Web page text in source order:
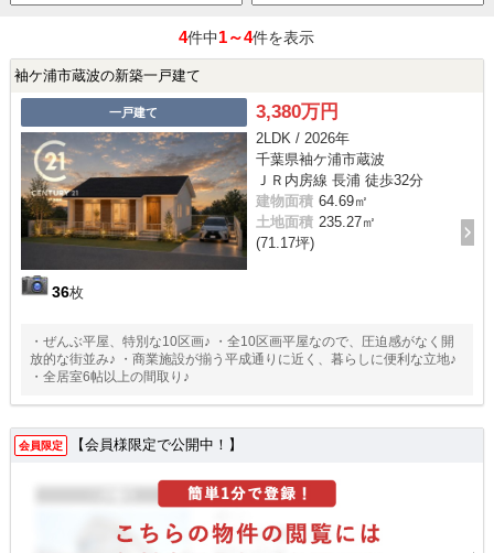
4件中1～4件を表示
袖ケ浦市蔵波の新築一戸建て
一戸建て
36枚
3,380万円
2LDK / 2026年
千葉県袖ケ浦市蔵波
ＪＲ内房線 長浦 徒歩32分
建物面積 64.69㎡
土地面積 235.27㎡
(71.17坪)
・ぜんぶ平屋、特別な10区画♪ ・全10区画平屋なので、圧迫感がなく開
放的な街並み♪ ・商業施設が揃う平成通りに近く、暮らしに便利な立地♪
・全居室6帖以上の間取り♪
会員限定 【会員様限定で公開中！】